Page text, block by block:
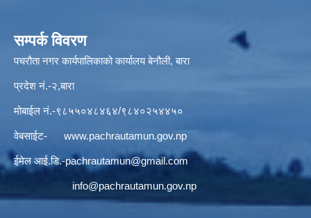
सम्पर्क विवरण
पचरौता नगर कार्यपालिकाको कार्यालय बेनौली, बारा
प्रदेश नं.-२,बारा
मोबाईल नं.-९८५५०४८४६४/९८४०२५४४५०
वेबसाईट- www.pachrautamun.gov.np
ईमेल आई.डि.-pachrautamun@gmail.com
info@pachrautamun.gov.np